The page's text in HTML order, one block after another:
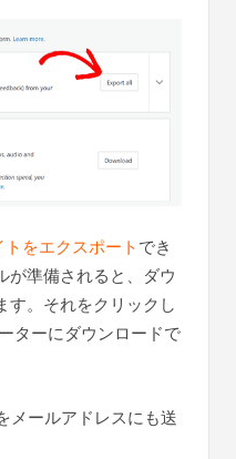
をエクスポートでき
が準備されると、ダウ
す。それをクリックし
ターにダウンロードで
メールアドレスにも送